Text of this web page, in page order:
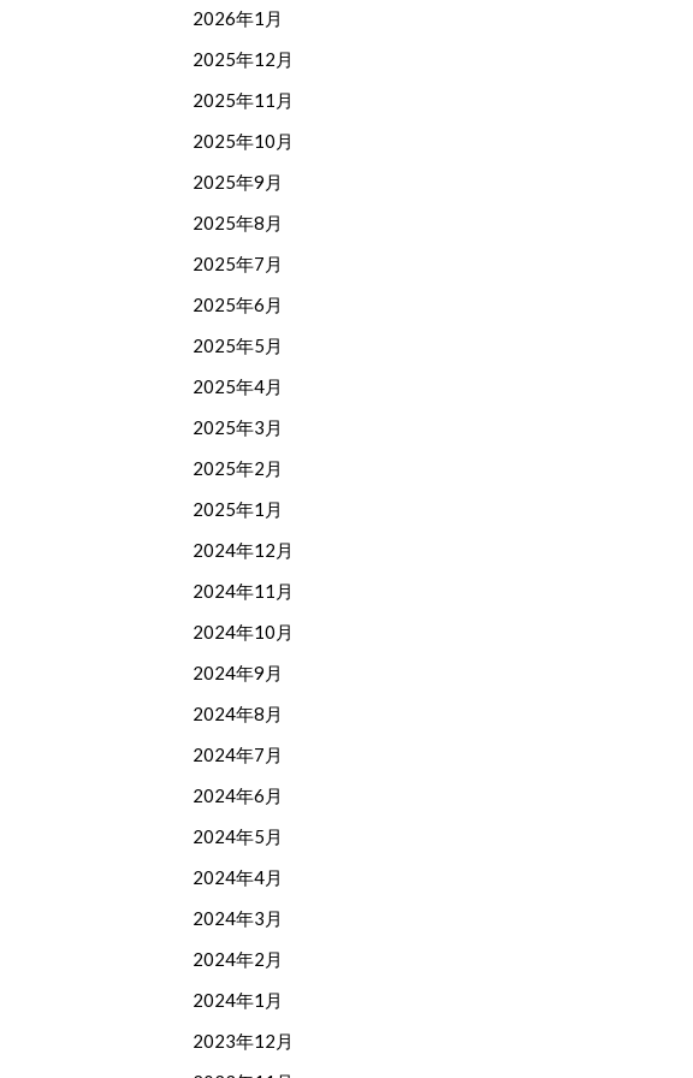
2026年1月
2025年12月
2025年11月
2025年10月
2025年9月
2025年8月
2025年7月
2025年6月
2025年5月
2025年4月
2025年3月
2025年2月
2025年1月
2024年12月
2024年11月
2024年10月
2024年9月
2024年8月
2024年7月
2024年6月
2024年5月
2024年4月
2024年3月
2024年2月
2024年1月
2023年12月